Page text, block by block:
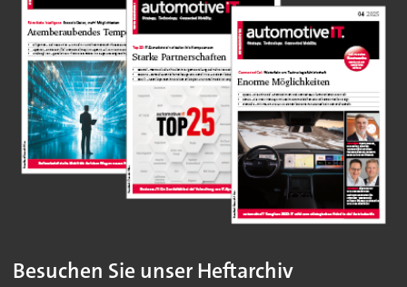
Besuchen Sie unser Heftarchiv